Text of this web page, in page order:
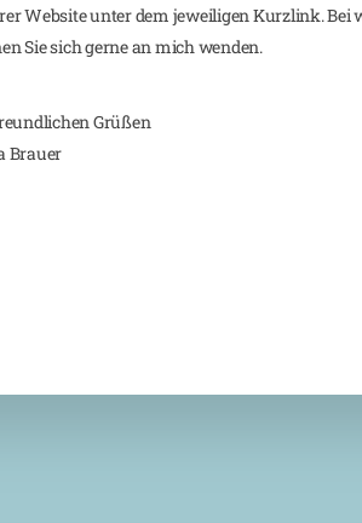
Website unter dem jeweiligen Kurzlink. Bei
Sie sich gerne an mich wenden.
Grüßen
Brauer